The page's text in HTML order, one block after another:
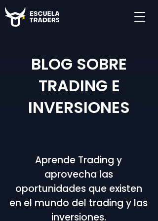
BLOG SOBRE
TRADING E
INVERSIONES
Aprende Trading y
aprovecha las
oportunidades que existen
en el mundo del trading y las
inversiones.